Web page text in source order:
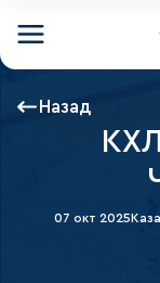
Назад
07 окт 2025